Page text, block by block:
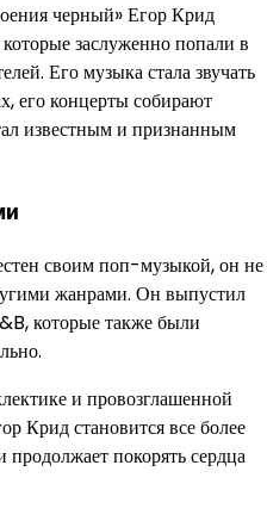
черный» Егор Крид
заслуженно попали в
Его музыка стала звучать
его концерты собирают
известным и признанным
своим поп-музыкой, он не
жанрами. Он выпустил
которые также были
и провозглашенной
Крид становится все более
покорять сердца